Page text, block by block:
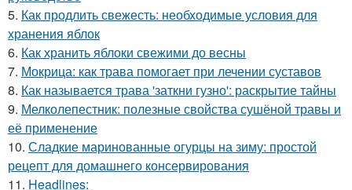
5. Как продлить свежесть: необходимые условия для
хранения яблок
6. Как хранить яблоки свежими до весны
7. Мокрица: как трава помогает при лечении суставов
8. Как называется трава 'заткни гузно': раскрытие тайны
9. Мелколепестник: полезные свойства сушёной травы и
её применение
10. Сладкие маринованные огурцы на зиму: простой
рецепт для домашнего консервирования
11. Headlines: